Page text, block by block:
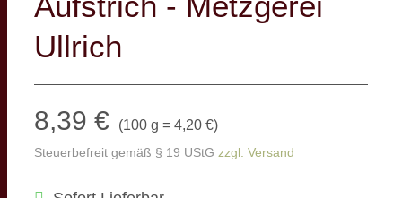
Ullrich
8,39 € (100 g = 4,20 €)
Steuerbefreit gemäß § 19 UStG zzgl. Versand